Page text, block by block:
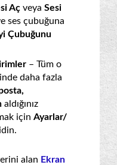
Aç veya Sesi
ses çubuğuna
Çubuğunu
– Tüm o
daha fazla
aldığınız
için Ayarlar/
alan Ekran